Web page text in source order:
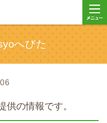
へびた
供の情報です。